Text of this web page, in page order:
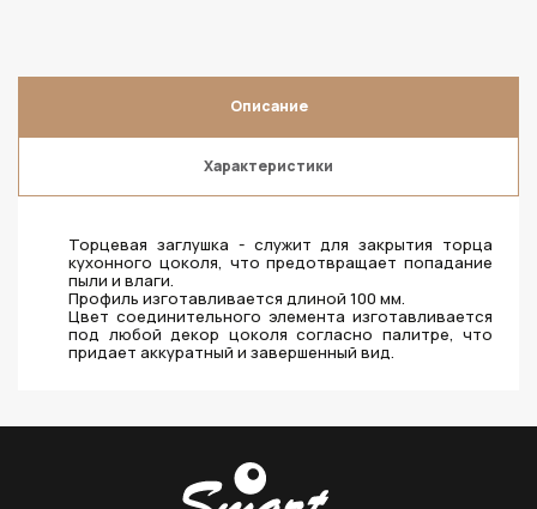
Описание
Характеристики
Торцевая заглушка - служит для закрытия торца
кухонного цоколя, что предотвращает попадание
пыли и влаги.
Профиль изготавливается длиной 100 мм.
Цвет соединительного элемента изготавливается
под любой декор цоколя согласно палитре, что
придает аккуратный и завершенный вид.